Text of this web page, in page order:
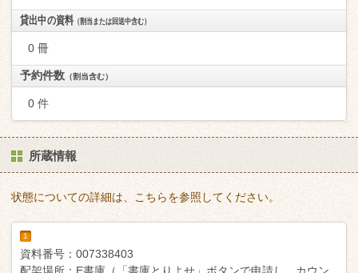
貸出中の資料（割当または回送中含む）
0 冊
予約件数 （割当含む）
0 件
所蔵情報
状態についての詳細は、こちらを参照してください。
1
資料番号： 007338403
配架場所： E書庫（「書庫とりよせ」ボタンで申請し、カウン